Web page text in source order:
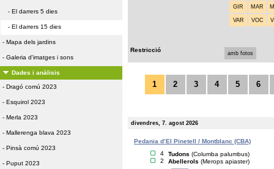
- El darrers 5 dies
- El darrers 15 dies
- Mapa dels jardins
- Galeria d'imatges i sons
Dades i anàlisis
- Dragó comú 2023
- Esquirol 2023
- Merla 2023
- Mallerenga blava 2023
- Pinsà comú 2023
- Puput 2023
GIR MAR
VAR VOC
Restricció amb fotos
1 2 3 4 5 6
divendres, 7. agost 2026
Pedania d’El Pinetell / Montblanc (CBA)
4
Tudons (Columba palumbus)
2
Abellerols (Merops apiaster)